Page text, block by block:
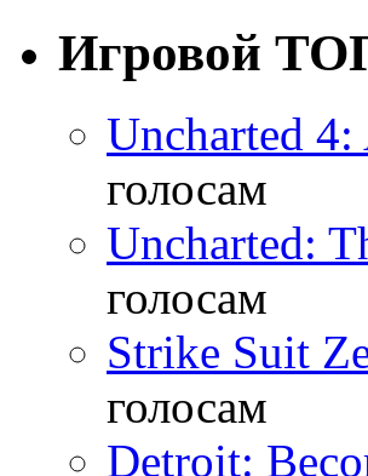
Игровой
Uncharted
голосам
Uncharted:
голосам
Strike Suit
голосам
Detroit: